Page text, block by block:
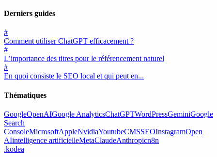
Derniers guides
#
Comment utiliser ChatGPT efficacement ?
#
L’importance des titres pour le référencement naturel
#
En quoi consiste le SEO local et qui peut en...
Thématiques
GoogleOpenAIGoogle AnalyticsChatGPTWordPressGeminiGoogle
Search
ConsoleMicrosoftAppleNvidiaYoutubeCMSSEOInstagramOpen
AIintelligence artificielleMetaClaudeAnthropicn8n
.kodea